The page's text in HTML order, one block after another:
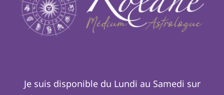
Je suis disponible du Lundi au Samedi sur